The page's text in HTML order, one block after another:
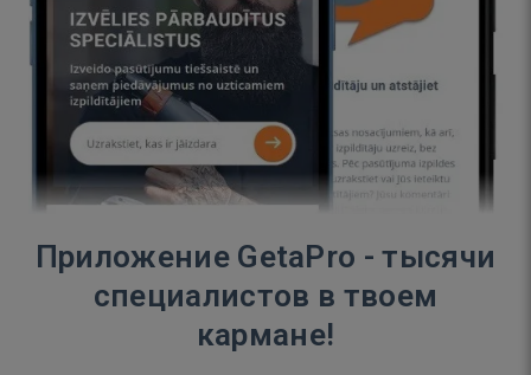
Приложение GetaPro - тысячи
специалистов в твоем
кармане!